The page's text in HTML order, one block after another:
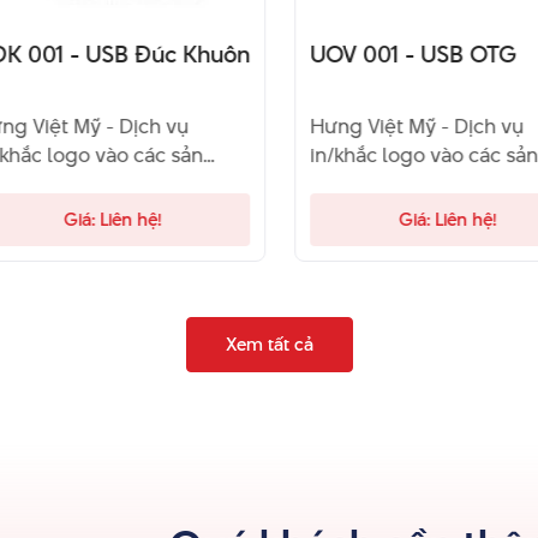
001 - USB Đúc Khuôn
Việt Mỹ - Dịch vụ
logo vào các sản
tín. Đây là đơn vị đã và
Giá: Liên hệ!
UOV 001 - USB OTG
Hưng Việt Mỹ - Dịch vụ
in/khắc logo vào các sản
và uy tín. Đây là đơn vị đã
Giá: Liên hệ!
Xem tất cả